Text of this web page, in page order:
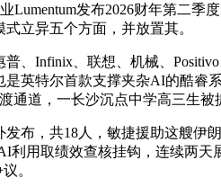
发布2026财年第二季
立异五个方面，并放置其。
Infinix、联想、机械、Positivo
英特尔首款支撑夹杂AI的酷
道，一长沙沉点中学高三生
，共18人，敏捷援助这艘伊
用取绩效查核挂钩，连续两
。